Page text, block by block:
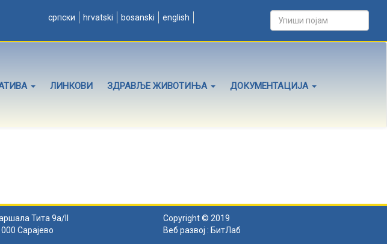
српски hrvatski bosanski english
ЛИНКОВИ ЗДРАВЉЕ ЖИВОТИЊА ДОКУМЕНТАЦИЈА
Тита 9а/II
Сарајево
Copyright © 2019
Веб развој : БитЛаб